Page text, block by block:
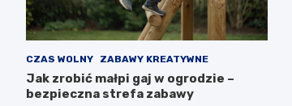
CZAS WOLNY ZABAWY KREATYWNE
Jak zrobić małpi gaj w ogrodzie –
bezpieczna strefa zabawy